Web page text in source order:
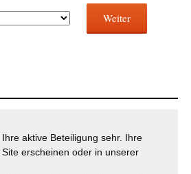
Weiter
aktive Beteiligung sehr. Ihre
erscheinen oder in unserer